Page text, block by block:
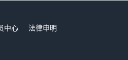
中心
法律申明